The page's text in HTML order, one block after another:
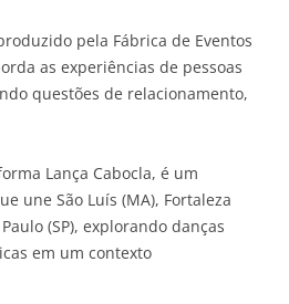
pela Fábrica de Eventos
as experiências de pessoas
questões de relacionamento,
Lança Cabocla, é um
une São Luís (MA), Fortaleza
(SP), explorando danças
em um contexto